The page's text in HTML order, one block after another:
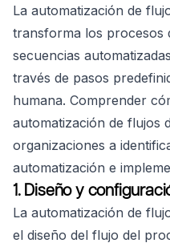
La automatización de
transforma los procesos
secuencias
través de pasos
humana. Comprender
automatización de flujos
organizaciones a
automatización e
1. Diseño y
La automatización de
el diseño del flujo del